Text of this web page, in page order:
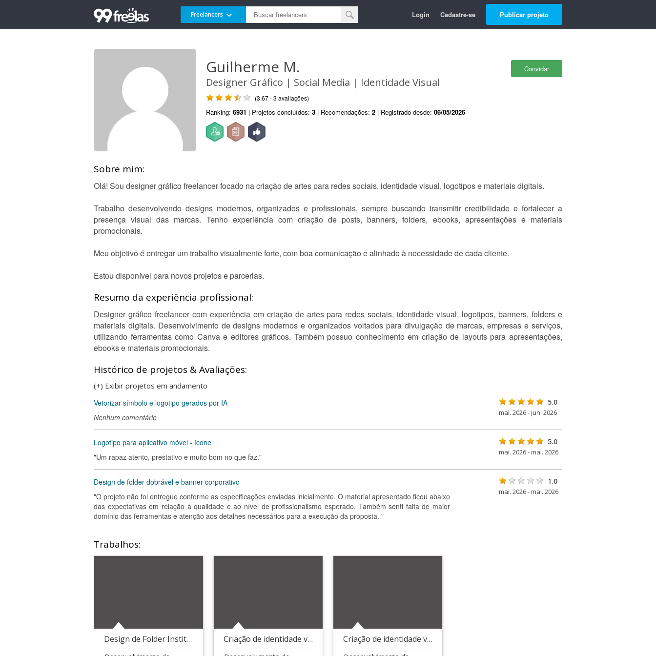
Freelancers Login Cadastre-se Publicar projeto
Convidar
Guilherme M.
Designer Gráfico | Social Media | Identidade Visual
(3.67 - 3 avaliações)
Ranking: 6931 | Projetos concluídos: 3 | Recomendações: 2 | Registrado desde: 06/05/2026
Sobre mim:
Olá! Sou designer gráfico freelancer focado na criação de artes para redes sociais, identidade visual, logotipos e materiais digitais.
Trabalho desenvolvendo designs modernos, organizados e profissionais, sempre buscando transmitir credibilidade e fortalecer a
presença visual das marcas. Tenho experiência com criação de posts, banners, folders, ebooks, apresentações e materiais
promocionais.
Meu objetivo é entregar um trabalho visualmente forte, com boa comunicação e alinhado à necessidade de cada cliente.
Estou disponível para novos projetos e parcerias.
Resumo da experiência profissional:
Designer gráfico freelancer com experiência em criação de artes para redes sociais, identidade visual, logotipos, banners, folders e
materiais digitais. Desenvolvimento de designs modernos e organizados voltados para divulgação de marcas, empresas e serviços,
utilizando ferramentas como Canva e editores gráficos. Também possuo conhecimento em criação de layouts para apresentações,
ebooks e materiais promocionais.
Histórico de projetos & Avaliações:
(+) Exibir projetos em andamento
Vetorizar símbolo e logotipo gerados por IA
Nenhum comentário
5.0
mai. 2026 - jun. 2026
Logotipo para aplicativo móvel - ícone
"Um rapaz atento, prestativo e muito bom no que faz."
5.0
mai. 2026 - mai. 2026
Design de folder dobrável e banner corporativo
"O projeto não foi entregue conforme as especificações enviadas inicialmente. O material apresentado ficou abaixo
das expectativas em relação à qualidade e ao nível de profissionalismo esperado. Também senti falta de maior
domínio das ferramentas e atenção aos detalhes necessários para a execução da proposta. "
1.0
mai. 2026 - mai. 2026
Trabalhos:
Design de Folder Institucional Sanfona Criação de identidade visual sofisticada Criação de identidade visual para marca de design